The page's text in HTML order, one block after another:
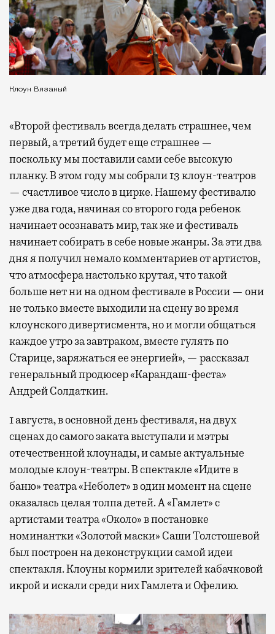
Клоун Вязаный
«Второй фестиваль всегда делать страшнее, чем
первый, а третий будет еще страшнее —
поскольку мы поставили сами себе высокую
планку. В этом году мы собрали 13 клоун-театров
— счастливое число в цирке. Нашему фестивалю
уже два года, начиная со второго года ребенок
начинает осознавать мир, так же и фестиваль
начинает собирать в себе новые жанры. За эти два
дня я получил немало комментариев от артистов,
что атмосфера настолько крутая, что такой
больше нет ни на одном фестивале в России — они
не только вместе выходили на сцену во время
клоунского дивертисмента, но и могли общаться
каждое утро за завтраком, вместе гулять по
Старице, заряжаться ее энергией», — рассказал
генеральный продюсер «Карандаш-феста»
Андрей Солдаткин.
1 августа, в основной день фестиваля, на двух
сценах до самого заката выступали и мэтры
отечественной клоунады, и самые актуальные
молодые клоун-театры. В спектакле «Идите в
баню» театра «Неболет» в один момент на сцене
оказалась целая толпа детей. А «Гамлет» с
артистами театра «Около» в постановке
номинантки «Золотой маски» Саши Толстошевой
был построен на деконструкции самой идеи
спектакля. Клоуны кормили зрителей кабачковой
икрой и искали среди них Гамлета и Офелию.